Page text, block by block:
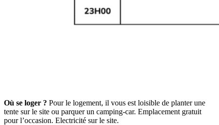
Où se loger ? Pour le logement, il vous est loisible de planter une
tente sur le site ou parquer un camping-car. Emplacement gratuit
pour l’occasion. Electricité sur le site.